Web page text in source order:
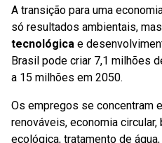
A transição para uma
só resultados ambientais,
tecnológica e
Brasil pode criar 7,1 milhões
a 15 milhões em 2050.
Os empregos se concentram
renováveis, economia
ecológica, tratamento de